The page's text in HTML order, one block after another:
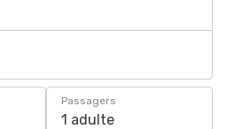
Passagers
1 adulte